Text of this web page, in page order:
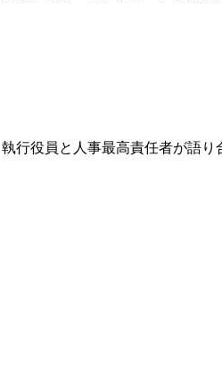
行役員と人事最高責任者が語り